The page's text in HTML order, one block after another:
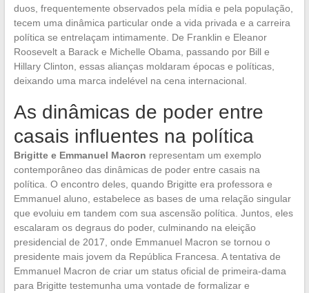
duos, frequentemente observados pela mídia e pela população,
tecem uma dinâmica particular onde a vida privada e a carreira
política se entrelaçam intimamente. De Franklin e Eleanor
Roosevelt a Barack e Michelle Obama, passando por Bill e
Hillary Clinton, essas alianças moldaram épocas e políticas,
deixando uma marca indelével na cena internacional.
As dinâmicas de poder entre
casais influentes na política
Brigitte e Emmanuel Macron representam um exemplo
contemporâneo das dinâmicas de poder entre casais na
política. O encontro deles, quando Brigitte era professora e
Emmanuel aluno, estabelece as bases de uma relação singular
que evoluiu em tandem com sua ascensão política. Juntos, eles
escalaram os degraus do poder, culminando na eleição
presidencial de 2017, onde Emmanuel Macron se tornou o
presidente mais jovem da República Francesa. A tentativa de
Emmanuel Macron de criar um status oficial de primeira-dama
para Brigitte testemunha uma vontade de formalizar e